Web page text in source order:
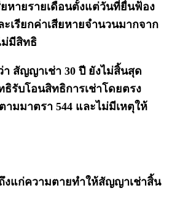
ยหายรายเดือนตั้งแต่วันที่ยื่นฟ้อง
เรียกค่าเสียหายจำนวนมากจาก
ม่มีสิทธิ
า สัญญาเช่า 30 ปี ยังไม่สิ้นสุด
รับโอนสิทธิการเช่าโดยตรง
มมาตรา 544 และไม่มีเหตุให้
งแก่ความตายทำให้สัญญาเช่าสิ้น